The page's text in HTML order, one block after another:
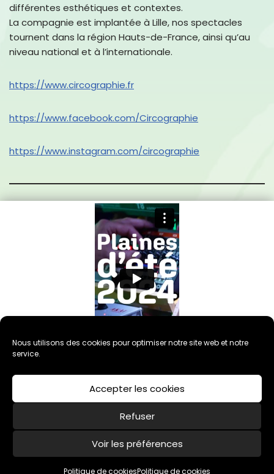
Nous utilisons des cookies pour optimiser notre site web et notre
service.
Accepter les cookies
Refuser
Voir les préférences
Politique de cookiesPolitique de cookies
différentes esthétiques et contextes.
La compagnie est implantée à Lille, nos spectacles
tournent dans la région Hauts-de-France, ainsi qu’au
niveau national et à l’internationale.
https://www.circographie.fr
https://www.facebook.com/Circographie
https://www.instagram.com/circographie
Politique de cookies (UE)
Mentions légales